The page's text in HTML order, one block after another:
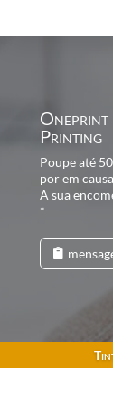
Oneprint
Printing
Poupe até
por em
A sua
*